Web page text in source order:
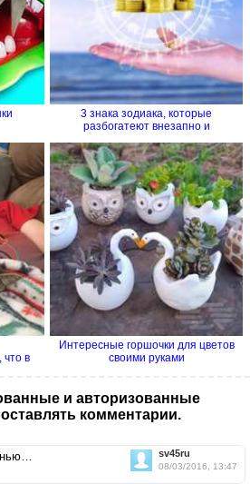
3 знака зодиака, которые
разбогатеют внезапно и
что в
Интересные горшочки для цветов
своими руками
и авторизованные
комментарии.
sv45ru
08/03/2016, 13:47